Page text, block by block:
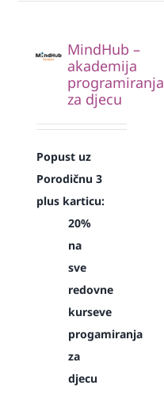
MindHub –
akademija
programiranja
za djecu
Popust uz
Porodičnu 3
plus karticu:
20%
na
sve
redovne
kurseve
progamiranja
za
djecu